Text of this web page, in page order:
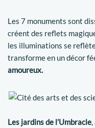
Les 7 monuments sont
créent des reflets
les illuminations se
transforme en un décor
amoureux.
Les jardins de l’Umbracle,